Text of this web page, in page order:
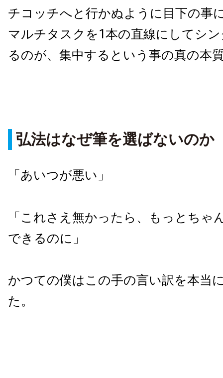
チコッチへと行かぬように目下の事
マルチタスクを1本の直線にしてシ
るのが、集中するという事の真の本
弘法はなぜ筆を選ばないのか
「あいつが悪い」
「これさえ無かったら、もっとちゃ
できるのに」
かつての僕はこの手の言い訳を本当
た。